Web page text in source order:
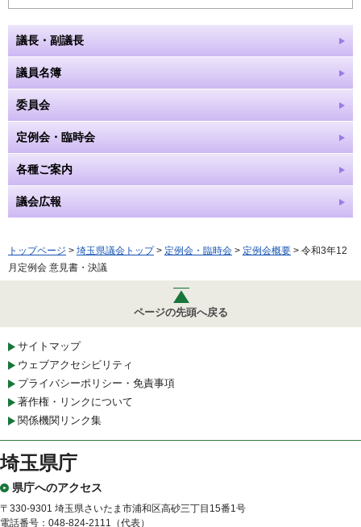
議長・副議長
議員名簿
委員会
定例会・臨時会
各種ご案内
議会広報
トップページ > 埼玉県議会トップ> 定例会・臨時会 > 定例会概要 > 令和3年12
月定例会 意見書・決議
ページの先頭へ戻る
サイトマップ
ウェブアクセシビリティ
プライバシーポリシー・免責事項
著作権・リンクについて
関係機関リンク集
埼玉県庁
県庁へのアクセス
〒330-9301 埼玉県さいたま市浦和区高砂三丁目15番1号
電話番号：048-824-2111（代表）